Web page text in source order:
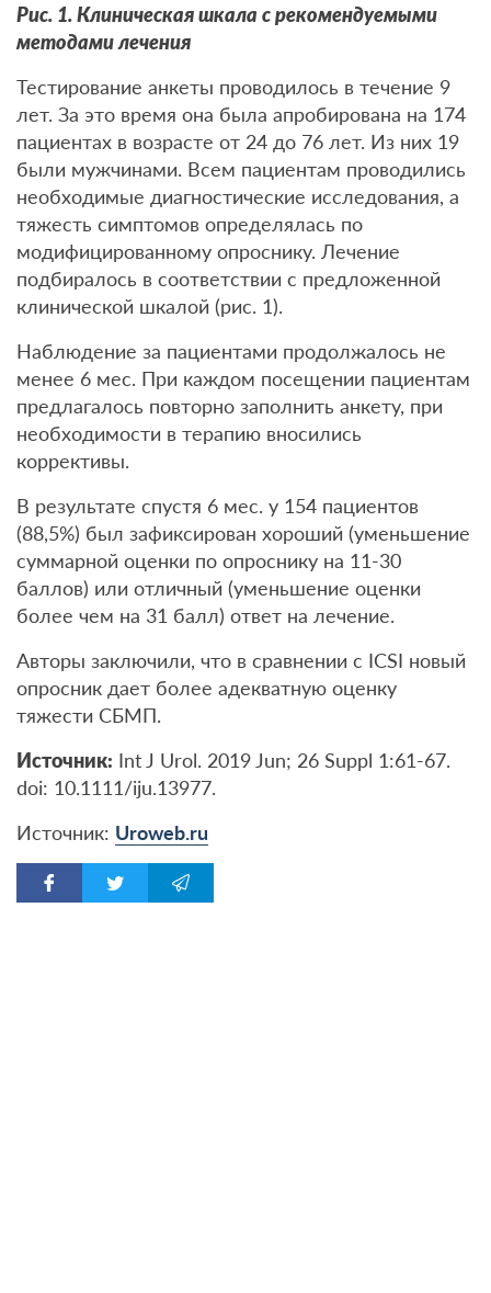
Рис. 1. Клиническая шкала с рекомендуемыми
методами лечения
Тестирование анкеты проводилось в течение 9
лет. За это время она была апробирована на 174
пациентах в возрасте от 24 до 76 лет. Из них 19
были мужчинами. Всем пациентам проводились
необходимые диагностические исследования, а
тяжесть симптомов определялась по
модифицированному опроснику. Лечение
подбиралось в соответствии с предложенной
клинической шкалой (рис. 1).
Наблюдение за пациентами продолжалось не
менее 6 мес. При каждом посещении пациентам
предлагалось повторно заполнить анкету, при
необходимости в терапию вносились
коррективы.
В результате спустя 6 мес. у 154 пациентов
(88,5%) был зафиксирован хороший (уменьшение
суммарной оценки по опроснику на 11-30
баллов) или отличный (уменьшение оценки
более чем на 31 балл) ответ на лечение.
Авторы заключили, что в сравнении с ICSI новый
опросник дает более адекватную оценку
тяжести СБМП.
Источник: Int J Urol. 2019 Jun; 26 Suppl 1:61-67.
doi: 10.1111/iju.13977.
Источник: Uroweb.ru